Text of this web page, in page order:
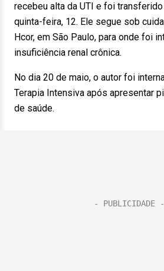
recebeu alta da UTI e foi
quinta-feira, 12. Ele segue sob
Hcor, em São Paulo, para onde foi
insuficiência renal crônica.
No dia 20 de maio, o autor foi
Terapia Intensiva após apresentar
de saúde.